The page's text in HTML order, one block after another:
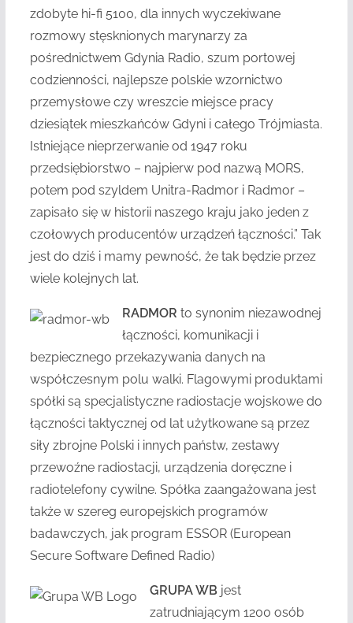
zdobyte hi-fi 5100, dla innych wyczekiwane
rozmowy stęsknionych marynarzy za
pośrednictwem Gdynia Radio, szum portowej
codzienności, najlepsze polskie wzornictwo
przemysłowe czy wreszcie miejsce pracy
dziesiątek mieszkańców Gdyni i całego Trójmiasta.
Istniejące nieprzerwanie od 1947 roku
przedsiębiorstwo – najpierw pod nazwą MORS,
potem pod szyldem Unitra-Radmor i Radmor –
zapisało się w historii naszego kraju jako jeden z
czołowych producentów urządzeń łączności.” Tak
jest do dziś i mamy pewność, że tak będzie przez
wiele kolejnych lat.
RADMOR to synonim niezawodnej
łączności, komunikacji i
bezpiecznego przekazywania danych na
współczesnym polu walki. Flagowymi produktami
spółki są specjalistyczne radiostacje wojskowe do
łączności taktycznej od lat użytkowane są przez
siły zbrojne Polski i innych państw, zestawy
przewoźne radiostacji, urządzenia doręczne i
radiotelefony cywilne. Spółka zaangażowana jest
także w szereg europejskich programów
badawczych, jak program ESSOR (European
Secure Software Defined Radio)
GRUPA WBjest
zatrudniającym 1200 osób